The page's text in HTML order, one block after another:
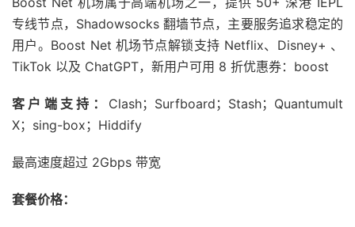
专线节点，Shadowsocks 翻墙节点，主要服务追求稳定的
用户。Boost Net 机场节点解锁支持 Netflix、Disney+ 、
TikTok 以及 ChatGPT，新用户可用 8 折优惠券：boost
客户端支持： Clash；Surfboard；Stash；Quantumult
X；sing-box；Hiddify
最高速度超过 2Gbps 带宽
套餐价格：